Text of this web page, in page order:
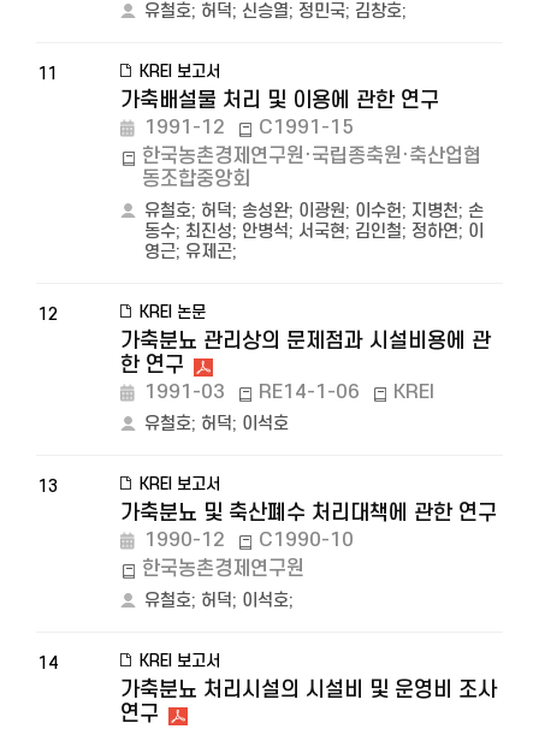
유철호; 허덕; 신승열; 정민국; 김창호;
11 KREI 보고서
가축배설물 처리 및 이용에 관한 연구
1991-12
C1991-15
한국농촌경제연구원·국립종축원·축산업협
동조합중앙회
유철호; 허덕; 송성완; 이광원; 이수헌; 지병천; 손
동수; 최진성; 안병석; 서국현; 김인철; 정하연; 이
영근; 유제곤;
12 KREI 논문
가축분뇨 관리상의 문제점과 시설비용에 관
한 연구
1991-03 RE14-1-06 KREI
유철호; 허덕; 이석호
13 KREI 보고서
가축분뇨 및 축산폐수 처리대책에 관한 연구
1990-12
C1990-10
한국농촌경제연구원
유철호; 허덕; 이석호;
14 KREI 보고서
가축분뇨 처리시설의 시설비 및 운영비 조사
연구